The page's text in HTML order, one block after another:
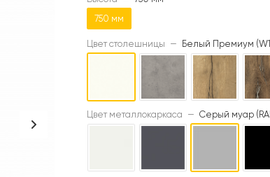
750 мм
Цвет столешницы — Белый Премиум
Цвет металлокаркаса — Серый муар